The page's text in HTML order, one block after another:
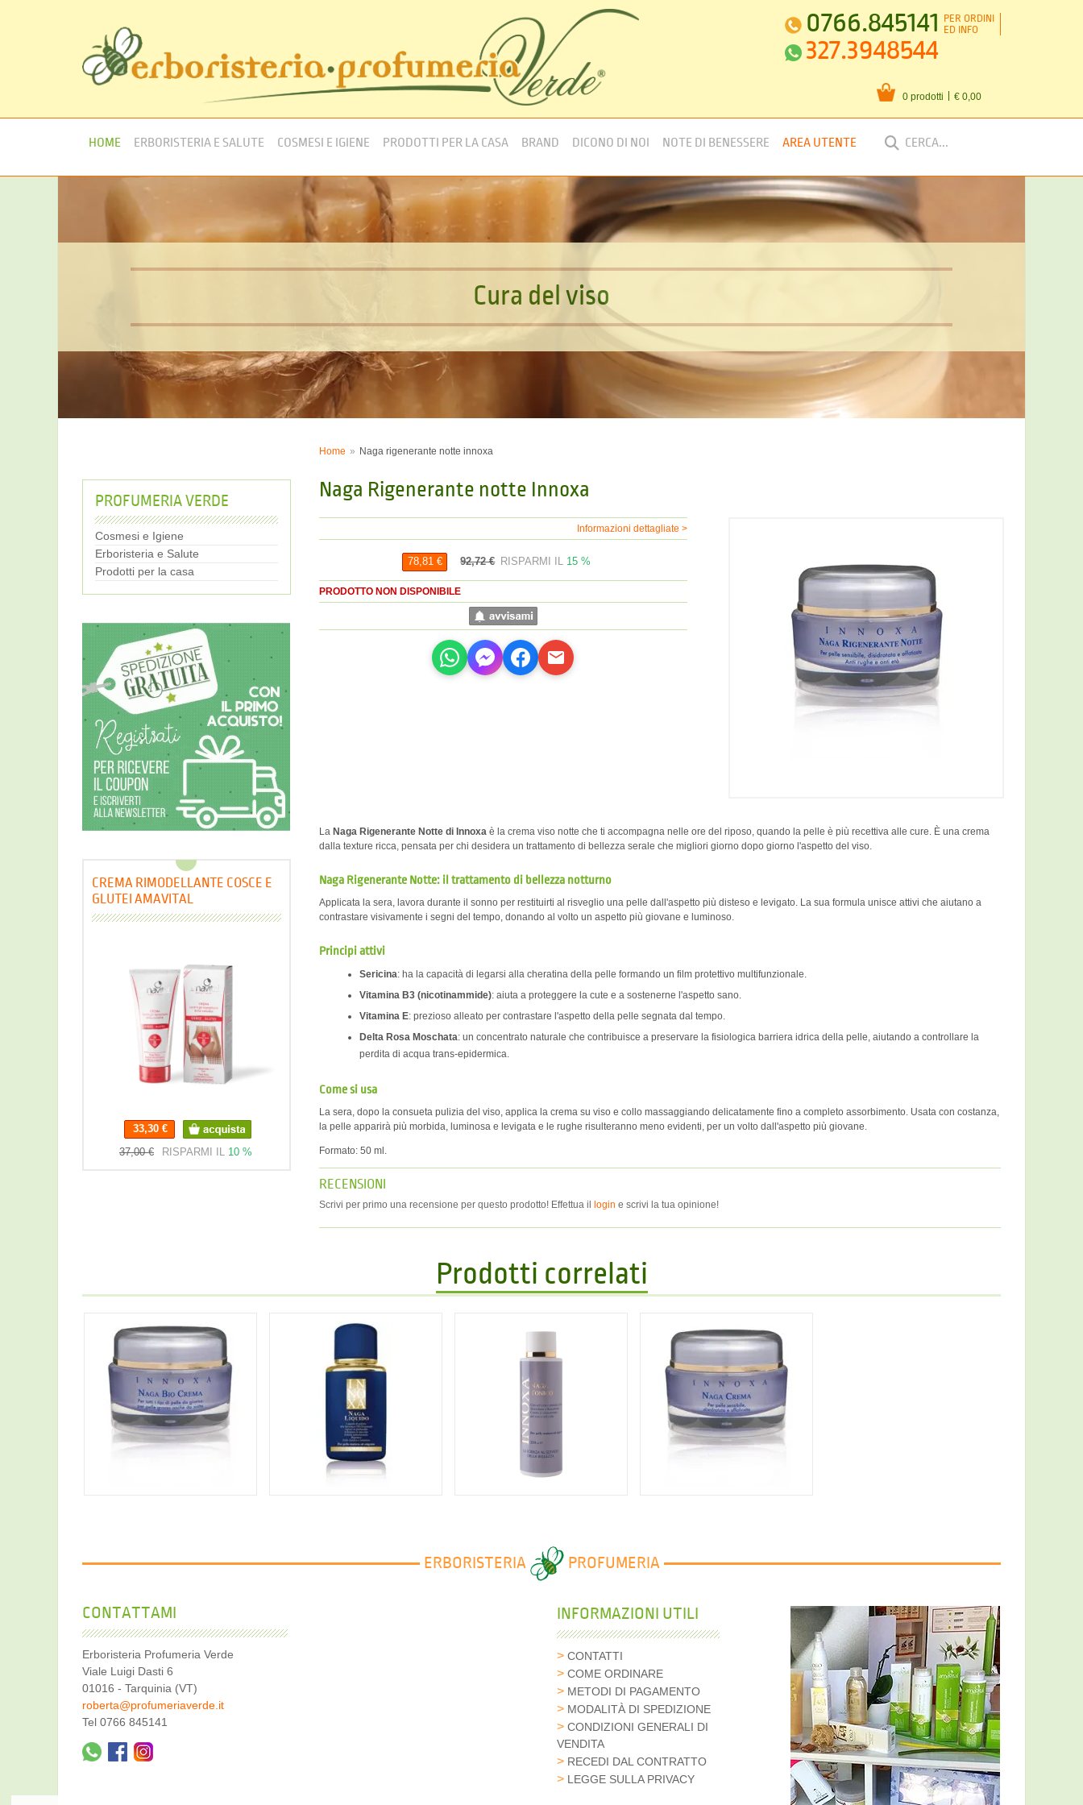
0766.845141
327.3948544
PER ORDINI
ED INFO
0 prodotti € 0,00
HOME ERBORISTERIA E SALUTE COSMESI E IGIENE PRODOTTI PER LA CASA BRAND DICONO DI NOI NOTE DI BENESSERE AREA UTENTE
Cura del viso
Home Naga rigenerante notte innoxa
Naga Rigenerante notte Innoxa
Informazioni dettagliate >
78,81 € 92,72 € RISPARMI IL 15 %
PRODOTTO NON DISPONIBILE
La Naga Rigenerante Notte di Innoxaè la crema viso notte che ti accompagna nelle ore del riposo, quando la pelle è più recettiva alle cure. È una crema
dalla texture ricca, pensata per chi desidera un trattamento di bellezza serale che migliori giorno dopo giorno l'aspetto del viso.
Naga Rigenerante Notte: il trattamento di bellezza notturno
Applicata la sera, lavora durante il sonno per restituirti al risveglio una pelle dall'aspetto più disteso e levigato. La sua formula unisce attivi che aiutano a
contrastare visivamente i segni del tempo, donando al volto un aspetto più giovane e luminoso.
Principi attivi
Sericina: ha la capacità di legarsi alla cheratina della pelle formando un film protettivo multifunzionale.
Vitamina B3 (nicotinammide): aiuta a proteggere la cute e a sostenerne l'aspetto sano.
Vitamina E: prezioso alleato per contrastare l'aspetto della pelle segnata dal tempo.
Delta Rosa Moschata: un concentrato naturale che contribuisce a preservare la fisiologica barriera idrica della pelle, aiutando a controllare la
perdita di acqua trans-epidermica.
Come si usa
La sera, dopo la consueta pulizia del viso, applica la crema su viso e collo massaggiando delicatamente fino a completo assorbimento. Usata con costanza,
la pelle apparirà più morbida, luminosa e levigata e le rughe risulteranno meno evidenti, per un volto dall'aspetto più giovane.
Formato: 50 ml.
RECENSIONI
Scrivi per primo una recensione per questo prodotto! Effettua il login e scrivi la tua opinione!
PROFUMERIA VERDE
Cosmesi e Igiene
Erboristeria e Salute
Prodotti per la casa
CREMA RIMODELLANTE COSCE E
GLUTEI AMAVITAL
33,30 €
37,00 € RISPARMI IL 10 %
Prodotti correlati
56,00 €
36,30 €
36,56 € 71,55 €
ERBORISTERIA PROFUMERIA
CONTATTAMI
Erboristeria Profumeria Verde
Viale Luigi Dasti 6
01016 - Tarquinia (VT)
roberta@profumeriaverde.it
Tel 0766 845141
INFORMAZIONI UTILI
CONTATTI
COME ORDINARE
METODI DI PAGAMENTO
MODALITÀ DI SPEDIZIONE
CONDIZIONI GENERALI DI
VENDITA
RECEDI DAL CONTRATTO
LEGGE SULLA PRIVACY